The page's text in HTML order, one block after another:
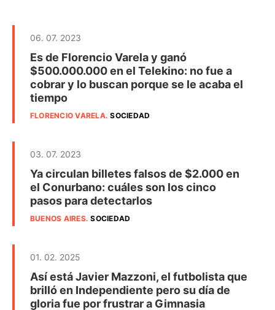
06. 07. 2023
Es de Florencio Varela y ganó
$500.000.000 en el Telekino: no fue a
cobrar y lo buscan porque se le acaba el
tiempo
FLORENCIO VARELA.SOCIEDAD
03. 07. 2023
Ya circulan billetes falsos de $2.000 en
el Conurbano: cuáles son los cinco
pasos para detectarlos
BUENOS AIRES.SOCIEDAD
01. 02. 2025
Así está Javier Mazzoni, el futbolista que
brilló en Independiente pero su día de
gloria fue por frustrar a Gimnasia